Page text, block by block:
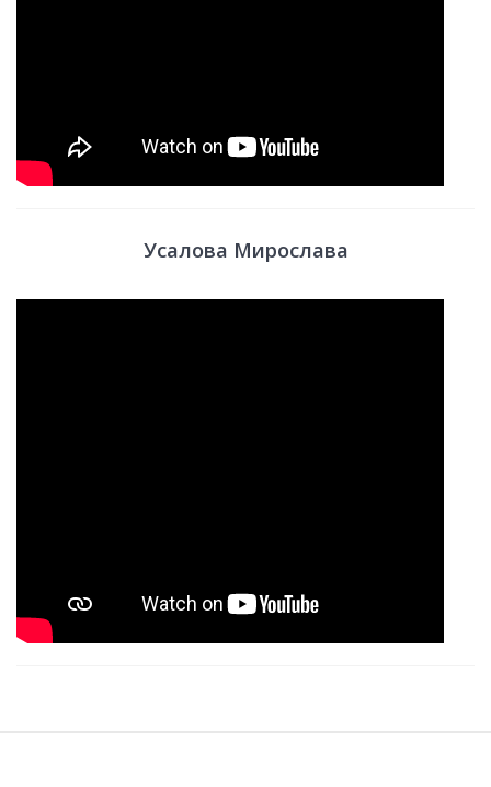
Усалова Мирослава